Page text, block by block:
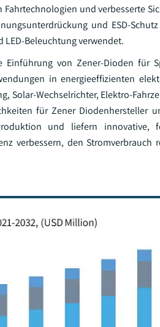
und verbesserte
und ESD-
Beleuchtung verwendet.
von Zener-Dioden für
in energieeffizienten
Wechselrichter, Elektro-
für Zener Diodenhersteller
und liefern innovative,
verbessern, den Stromverbrauch